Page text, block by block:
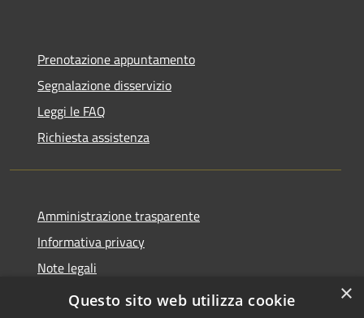
Prenotazione appuntamento
Segnalazione disservizio
Leggi le FAQ
Richiesta assistenza
Amministrazione trasparente
Informativa privacy
Note legali
Dichiarazione di accessibilità
×
Questo sito web utilizza cookie